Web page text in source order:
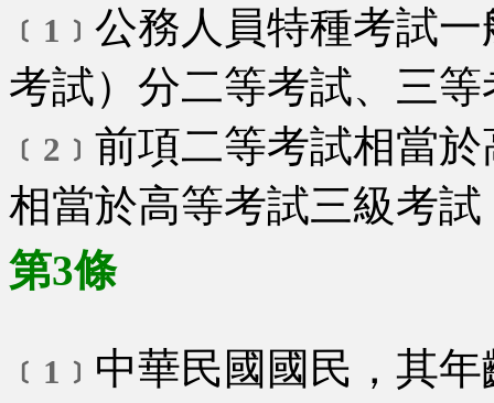
﹝1﹞ 公務人員特種考試
考試）分二等考試、三
﹝2﹞ 前項二等考試相當
相當於高等考試三級考
第3條
﹝1﹞ 中華民國國民，其